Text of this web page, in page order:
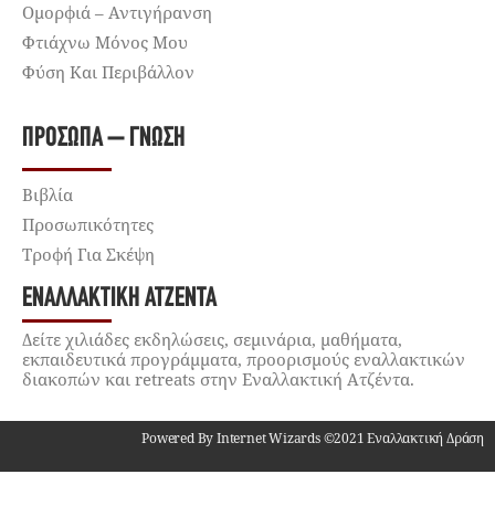
Ομορφιά – Αντιγήρανση
Φτιάχνω Μόνος Μου
Φύση Και Περιβάλλον
ΠΡΌΣΩΠΑ – ΓΝΏΣΗ
Βιβλία
Προσωπικότητες
Τροφή Για Σκέψη
ΕΝΑΛΛΑΚΤΙΚΉ ΑΤΖΈΝΤΑ
Δείτε χιλιάδες εκδηλώσεις, σεμινάρια, μαθήματα,
εκπαιδευτικά προγράμματα, προορισμούς εναλλακτικών
διακοπών και retreats στην Εναλλακτική Ατζέντα.
Powered By Internet Wizards ©2021 Εναλλακτική Δράση